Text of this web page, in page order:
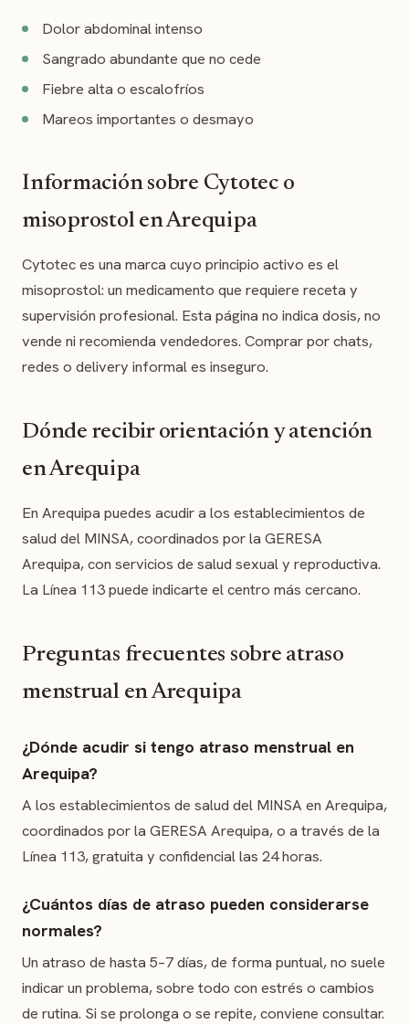
Dolor abdominal intenso
Sangrado abundante que no cede
Fiebre alta o escalofríos
Mareos importantes o desmayo
Información sobre Cytotec o
misoprostol en Arequipa
Cytotec es una marca cuyo principio activo es el
misoprostol: un medicamento que requiere receta y
supervisión profesional. Esta página no indica dosis, no
vende ni recomienda vendedores. Comprar por chats,
redes o delivery informal es inseguro.
Dónde recibir orientación y atención
en Arequipa
En Arequipa puedes acudir a los establecimientos de
salud del MINSA, coordinados por la GERESA
Arequipa, con servicios de salud sexual y reproductiva.
La Línea 113 puede indicarte el centro más cercano.
Preguntas frecuentes sobre atraso
menstrual en Arequipa
¿Dónde acudir si tengo atraso menstrual en
Arequipa?
A los establecimientos de salud del MINSA en Arequipa,
coordinados por la GERESA Arequipa, o a través de la
Línea 113, gratuita y confidencial las 24 horas.
¿Cuántos días de atraso pueden considerarse
normales?
Un atraso de hasta 5–7 días, de forma puntual, no suele
indicar un problema, sobre todo con estrés o cambios
de rutina. Si se prolonga o se repite, conviene consultar.